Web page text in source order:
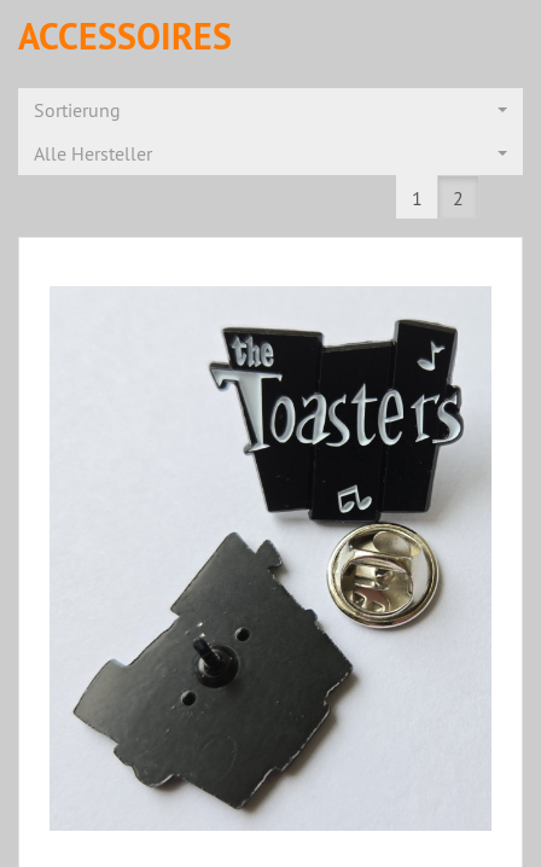
ACCESSOIRES
Sortierung
Alle Hersteller
1
2